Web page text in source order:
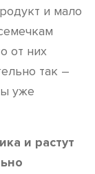
и мало
от них
так –
уже
и растут